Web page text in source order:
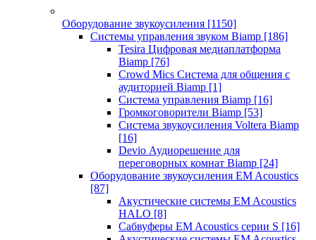
Оборудование звукоусиления [1150]
Системы управления звуком Biamp [186]
Tesira Цифровая медиаплатформа
Biamp [76]
Crowd Mics Система для общения с
аудиторией Biamp [1]
Система управления Biamp [16]
Громкоговорители Biamp [53]
Система звукоусиления Voltera Biamp
[16]
Devio Аудиорешение для
переговорных комнат Biamp [24]
Оборудование звукоусиления EM Acoustics
[87]
Акустические системы EM Acoustics
HALO [8]
Сабвуферы EM Acoustics серии S [16]